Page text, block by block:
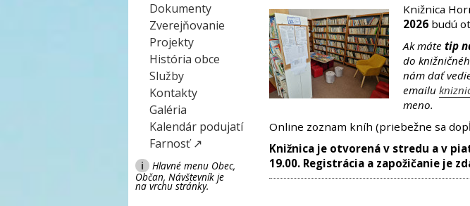
Knižnica
2026 budú
Ak máte tip
do
nám dať
emailu
meno.
Online zoznam kníh (priebežne sa
Knižnica je otvorená v stredu a v
19.00. Registrácia a zapožičanie je
Dokumenty
Zverejňovanie
Projekty
História obce
Služby
Kontakty
Galéria
Kalendár podujatí
Farnosť ↗
i
Hlavné menu Obec,
Občan, Návštevník je
na vrchu stránky.